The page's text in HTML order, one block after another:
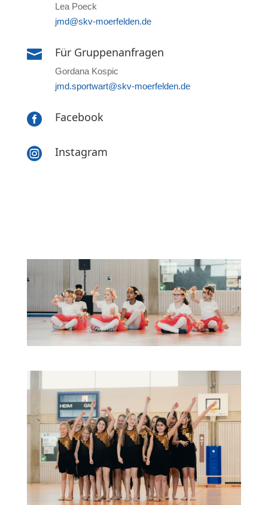
Lea Poeck
jmd@skv-moerfelden.de
 Für Gruppenanfragen
Gordana Kospic
jmd.sportwart@skv-moerfelden.de
 Facebook
 Instagram